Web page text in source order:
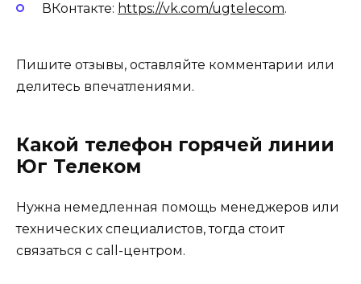
ВКонтакте: https://vk.com/ugtelecom.
Пишите отзывы, оставляйте комментарии или
делитесь впечатлениями.
Какой телефон горячей линии
Юг Телеком
Нужна немедленная помощь менеджеров или
технических специалистов, тогда стоит
связаться с call-центром.